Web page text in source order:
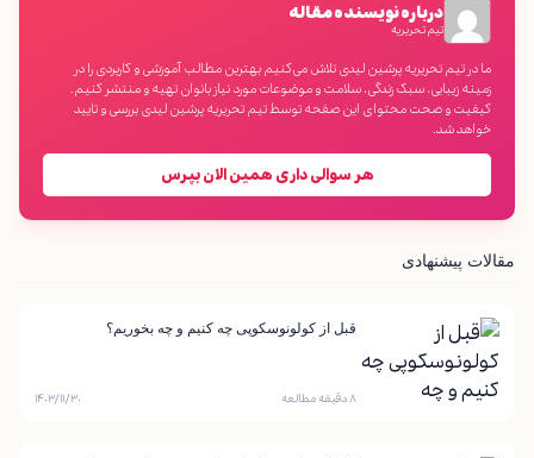
درباره نویسنده مقاله
تیم تحریریه
ما در تیم تحریریه پرشین لیدی تلاش می‌کنیم بهترین مطالب آموزشی و کاربردی را در
زمینه زیبایی، سبک زندگی، سلامت و موضوعات مورد نیاز بانوان تهیه و منتشر کنیم.
کیفیت و صحت محتوای این صفحه توسط تیم تحریریه پرشین لیدی بررسی و تایید
خواهد شد.
هر سوالی داری همین الان بپرس
مقالات پیشنهادی
قبل از کولونوسکوپی چه کنیم و چه بخوریم؟
۸ دقیقه مطالعه ۱۴۰۳/۱۱/۳۰